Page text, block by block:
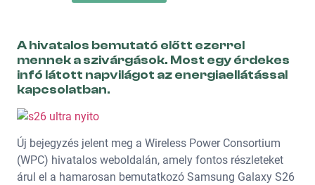
A hivatalos bemutató előtt ezerrel
mennek a szivárgások. Most egy érdekes
infó látott napvilágot az energiaellátással
kapcsolatban.
Új bejegyzés jelent meg a Wireless Power Consortium
(WPC) hivatalos weboldalán, amely fontos részleteket
árul el a hamarosan bemutatkozó Samsung Galaxy S26